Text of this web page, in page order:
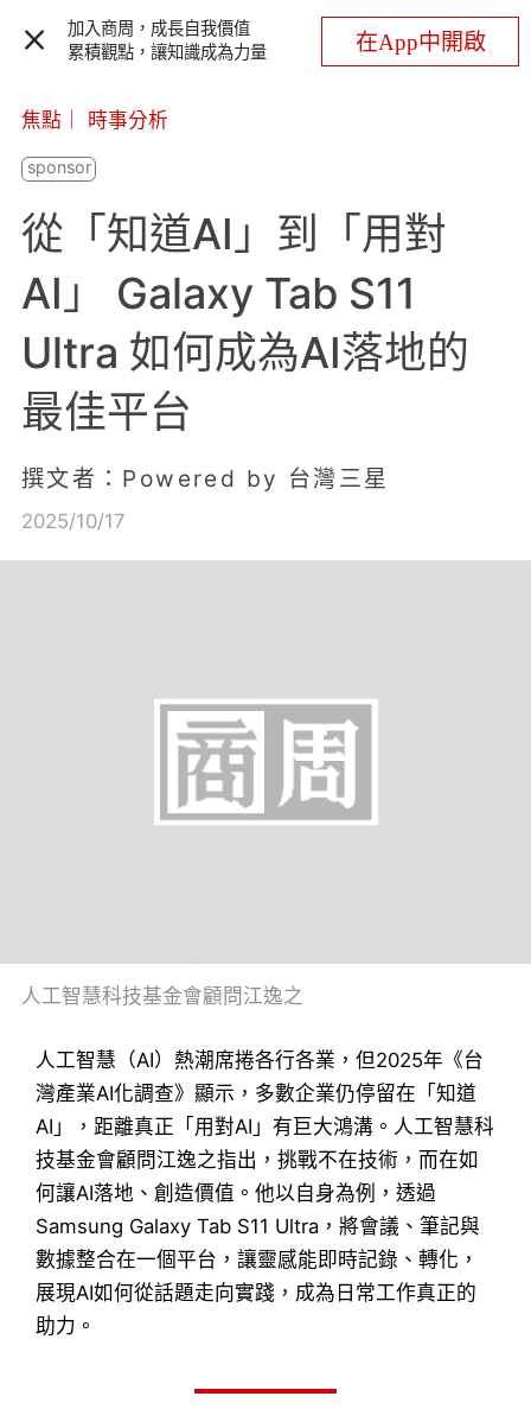
加入商周，成長自我價值
累積觀點，讓知識成為力量
在App中開啟
焦點 時事分析
從「知道AI」到「用對
AI」 Galaxy Tab S11
Ultra 如何成為AI落地的
最佳平台
撰文者：Powered by 台灣三星
2025/10/17
人工智慧科技基金會顧問江逸之
人工智慧（AI）熱潮席捲各行各業，但2025年《台
灣產業AI化調查》顯示，多數企業仍停留在「知道
AI」，距離真正「用對AI」有巨大鴻溝。人工智慧科
技基金會顧問江逸之指出，挑戰不在技術，而在如
何讓AI落地、創造價值。他以自身為例，透過
Samsung Galaxy Tab S11 Ultra，將會議、筆記與
數據整合在一個平台，讓靈感能即時記錄、轉化，
展現AI如何從話題走向實踐，成為日常工作真正的
助力。